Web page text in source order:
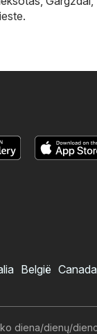
België Canada
diena/dienų/